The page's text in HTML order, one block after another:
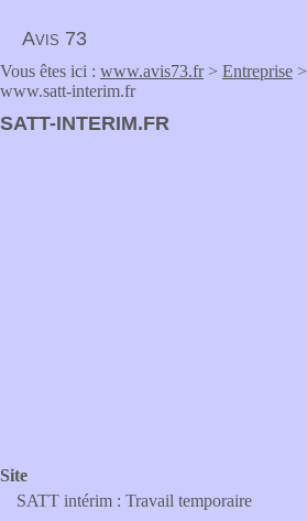
Avis 73
Vous êtes ici : www.avis73.fr> Entreprise >
www.satt-interim.fr
SATT-INTERIM.FR
Site
SATT intérim : Travail temporaire